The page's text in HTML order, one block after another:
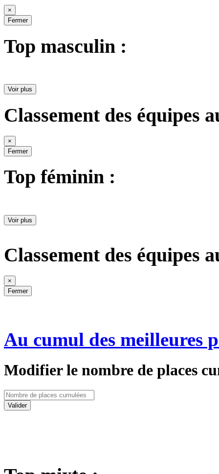
×
Fermer
Top masculin :
Voir plus
Classement des équipes
×
Fermer
Top féminin :
Voir plus
Classement des équipes
×
Fermer
Au cumul des meilleures
Modifier le nombre de places
Valider